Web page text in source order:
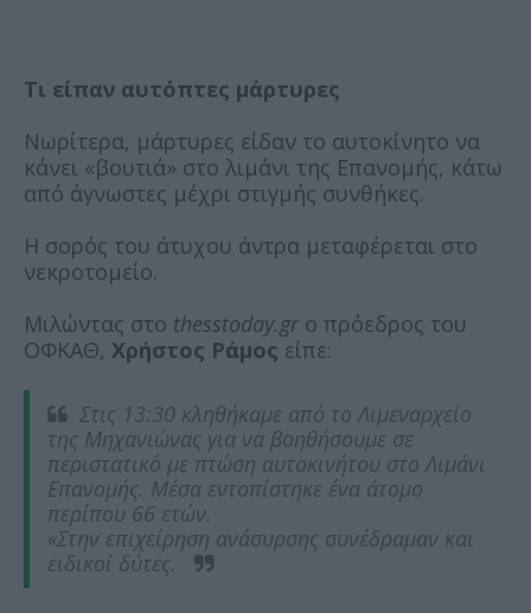
Τι είπαν αυτόπτες μάρτυρες
Νωρίτερα, μάρτυρες είδαν το αυτοκίνητο να
κάνει «βουτιά» στο λιμάνι της Επανομής, κάτω
από άγνωστες μέχρι στιγμής συνθήκες.
Η σορός του άτυχου άντρα μεταφέρεται στο
νεκροτομείο.
Μιλώντας στο thesstoday.gr ο πρόεδρος του
ΟΦΚΑΘ, Χρήστος Ράμος είπε:
Στις 13:30 κληθήκαμε από το Λιμεναρχείο
της Μηχανιώνας για να βοηθήσουμε σε
περιστατικό με πτώση αυτοκινήτου στο Λιμάνι
Επανομής. Μέσα εντοπίστηκε ένα άτομο
περίπου 66 ετών.
«Στην επιχείρηση ανάσυρσης συνέδραμαν και
ειδικοί δύτες.